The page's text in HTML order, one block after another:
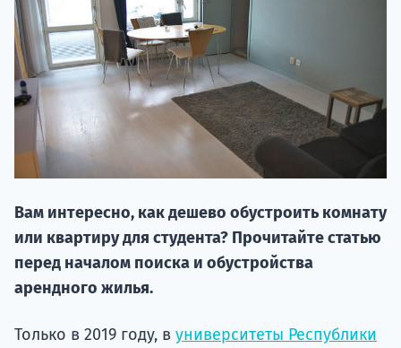
Вам интересно, как дешево обустроить комнату
или квартиру для студента? Прочитайте статью
перед началом поиска и обустройства
арендного жилья.
Только в 2019 году, в университеты Республики
НАБОР